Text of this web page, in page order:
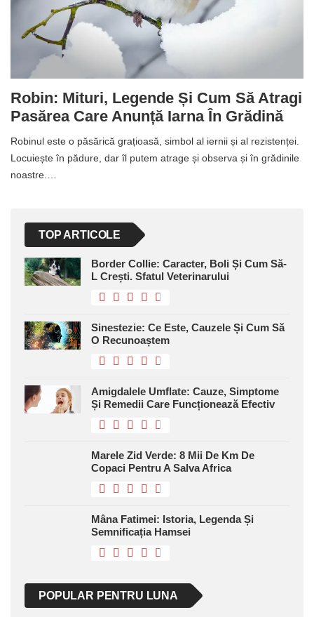
Robin: Mituri, Legende Și Cum Să Atragi
Pasărea Care Anunță Iarna În Grădină
Robinul este o păsărică grațioasă, simbol al iernii și al rezistenței.
Locuiește în pădure, dar îl putem atrage și observa și în grădinile
noastre.…
TOP ARTICOLE
Border Collie: Caracter, Boli Și Cum Să-
L Crești. Sfatul Veterinarului
Sinestezie: Ce Este, Cauzele Și Cum Să
O Recunoaștem
Amigdalele Umflate: Cauze, Simptome
Și Remedii Care Funcționează Efectiv
Marele Zid Verde: 8 Mii De Km De
Copaci Pentru A Salva Africa
Mâna Fatimei: Istoria, Legenda Și
Semnificația Hamsei
POPULAR PENTRU LUNA